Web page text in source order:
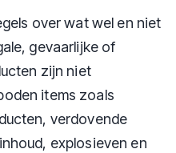
over wat wel en niet
gevaarlijke of
zijn niet
items zoals
verdovende
explosieven en